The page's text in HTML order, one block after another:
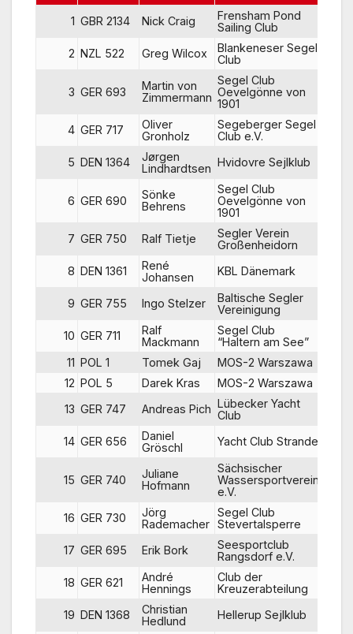
1 GBR 2134 Nick Craig
Frensham Pond
Sailing Club
2 NZL 522 Greg Wilcox
Blankeneser Segel
Club
3 GER 693
Martin von
Zimmermann
Segel Club
Oevelgönne von
1901
4 GER 717
Oliver
Gronholz
Segeberger Segel
Club e.V.
5 DEN 1364
Jørgen
Lindhardtsen Hvidovre Sejlklub
6 GER 690
Sönke
Behrens
Segel Club
Oevelgönne von
1901
7 GER 750 Ralf Tietje
Segler Verein
Großenheidorn
8 DEN 1361
René
Johansen
KBL Dänemark
9 GER 755 Ingo Stelzer
Baltische Segler
Vereinigung
10 GER 711
Ralf
Mackmann
Segel Club
“Haltern am See”
11 POL 1 Tomek Gaj MOS-2 Warszawa
12 POL 5 Darek Kras MOS-2 Warszawa
13 GER 747 Andreas Pich Lübecker Yacht
Club
14 GER 656
Daniel
Gröschl
Yacht Club Strande
15 GER 740
Juliane
Hofmann
Sächsischer
Wassersportverein
e.V.
16 GER 730
Jörg
Rademacher
Segel Club
Stevertalsperre
17 GER 695 Erik Bork
Seesportclub
Rangsdorf e.V.
18 GER 621
André
Hennings
Club der
Kreuzerabteilung
19 DEN 1368
Christian
Hedlund
Hellerup Sejlklub